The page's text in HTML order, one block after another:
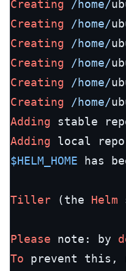
Creating /home/
Creating
/home/
Creating
/home/
Creating
/home/
Creating
/home/
Creating
/home/
Adding stable
Adding local
$HELM_HOME has
Tiller (the Helm
Please note: by
To prevent this,